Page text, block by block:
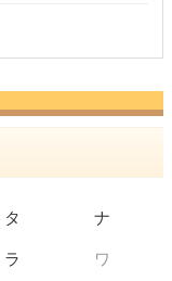
タ ナ
ラ ワ